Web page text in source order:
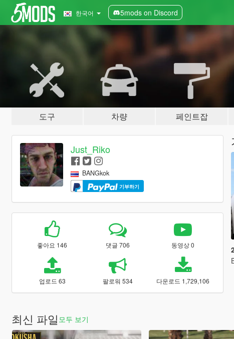
한국어 5mods on Discord
도구 차량 페인트잡
Just_Riko
BANGkok
기부하기
좋아요 146 댓글 706 동영상 0
업로드 63 팔로워 534 다운로드 1,729,106
최신 파일 모두 보기